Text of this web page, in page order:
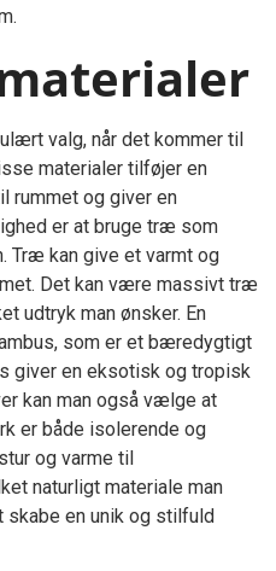
valg, når det kommer til
materialer tilføjer en
rummet og giver en
er at bruge træ som
Træ kan give et varmt og
Det kan være massivt træ
udtryk man ønsker. En
som er et bæredygtigt
giver en eksotisk og tropisk
kan man også vælge at
er både isolerende og
og varme til
naturligt materiale man
en unik og stilfuld